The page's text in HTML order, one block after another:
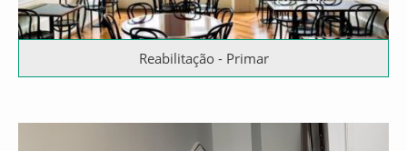
Reabilitação - Primar